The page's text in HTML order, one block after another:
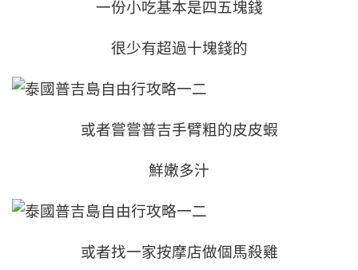
一份小吃基本是四五塊錢
很少有超過十塊錢的
或者嘗嘗普吉手臂粗的皮皮蝦
鮮嫩多汁
或者找一家按摩店做個馬殺雞